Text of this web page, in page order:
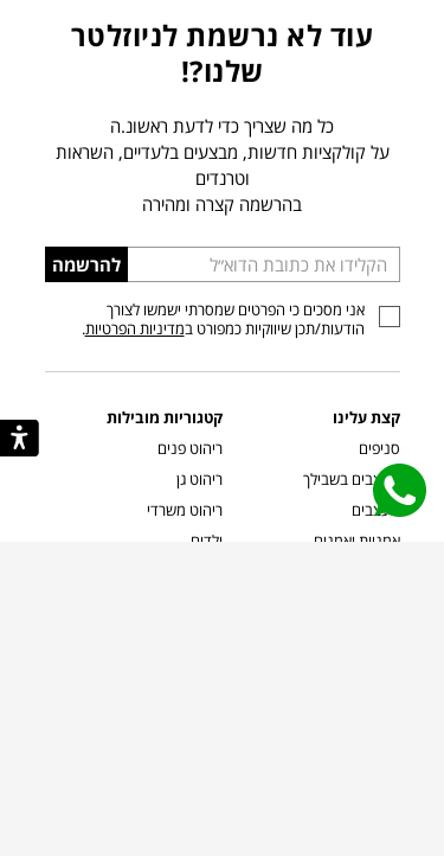
עוד לא נרשמת לניוזלטר
שלנו?!
כל מה שצריך כדי לדעת ראשונ.ה
על קולקציות חדשות, מבצעים בלעדיים, השראות
וטרנדים
בהרשמה קצרה ומהירה
הכניסו
כתובת
דוא”ל
להרשמה
אני מסכים כי הפרטים שמסרתי ישמשו לצורך
הודעות/תכן שיווקיות כמפורט במדיניות הפרטיות.
קצת עלינו
סניפים
מעצבים בשבילך
מעצבים
אמניות ואמנים
קטגוריות מובילות
ריהוט פנים
ריהוט גן
ריהוט משרדי
ילדים